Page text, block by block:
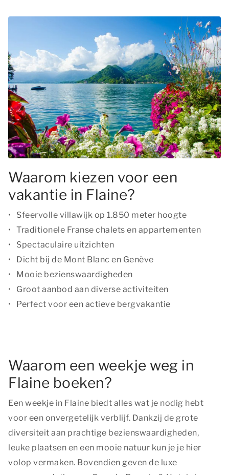
Waarom kiezen voor een
vakantie in Flaine?
Sfeervolle villawijk op 1.850 meter hoogte
Traditionele Franse chalets en appartementen
Spectaculaire uitzichten
Dicht bij de Mont Blanc en Genève
Mooie bezienswaardigheden
Groot aanbod aan diverse activiteiten
Perfect voor een actieve bergvakantie
Waarom een weekje weg in
Flaine boeken?
Een weekje in Flaine biedt alles wat je nodig hebt
voor een onvergetelijk verblijf. Dankzij de grote
diversiteit aan prachtige bezienswaardigheden,
leuke plaatsen en een mooie natuur kun je je hier
volop vermaken. Bovendien geven de luxe